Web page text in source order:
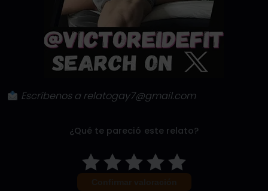
Escríbenos a relatogay7@gmail.com
¿Qué te pareció este relato?